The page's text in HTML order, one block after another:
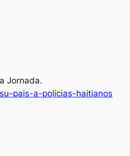
Jornada.
pais-a-policias-haitianos